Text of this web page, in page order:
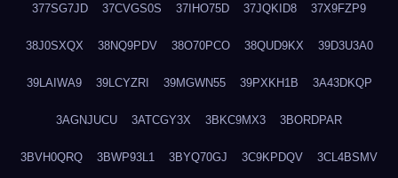
377SG7JD 37CVGS0S 37IHO75D 37JQKID8 37X9FZP9
38J0SXQX 38NQ9PDV 38O70PCO 38QUD9KX 39D3U3A0
39LAIWA9 39LCYZRI 39MGWN55 39PXKH1B 3A43DKQP
3AGNJUCU 3ATCGY3X 3BKC9MX3 3BORDPAR
3BVH0QRQ 3BWP93L1 3BYQ70GJ 3C9KPDQV 3CL4BSMV